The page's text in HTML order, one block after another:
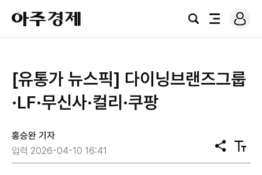
아
주
경
검
전
로
그
[유통가 뉴스픽] 다이닝브랜즈그룹
·LF·무신사·컬리·쿠팡
홍승완 기자
입력 2026-04-10 16:41
공
유
텍
스